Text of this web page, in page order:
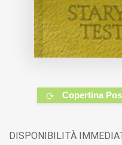
Copertina
DISPONIBILITÀ